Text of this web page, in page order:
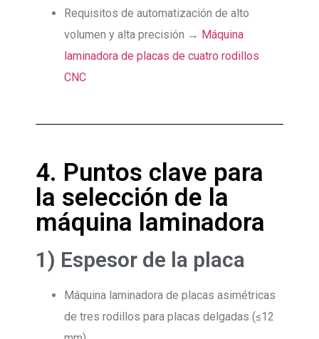
Requisitos de automatización de alto
volumen y alta precisión → Máquina
laminadora de placas de cuatro rodillos
CNC
4. Puntos clave para
la selección de la
máquina laminadora
1) Espesor de la placa
Máquina laminadora de placas asimétricas
de tres rodillos para placas delgadas (≤12